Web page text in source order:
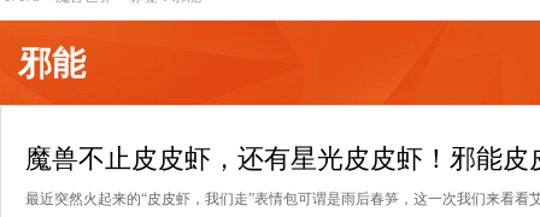
邪能
魔兽不止皮皮虾，还有星光皮皮虾！邪能皮
最近突然火起来的“皮皮虾，我们走”表情包可谓是雨后春笋，这一次我们来看看